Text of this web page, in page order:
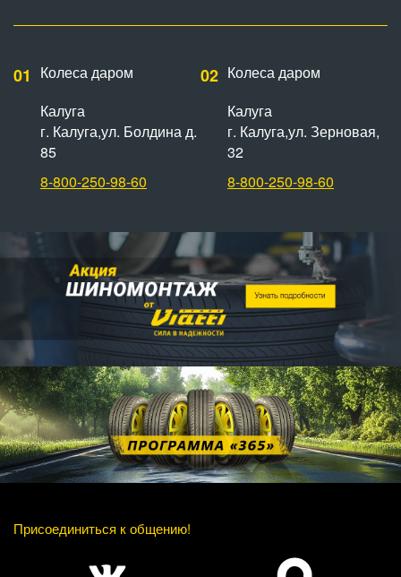
01
Колеса даром
Калуга
г. Калуга,ул. Болдина д.
85
8-800-250-98-60
02 Колеса даром
Калуга
г. Калуга,ул. Зерновая,
32
8-800-250-98-60
Присоединиться к общению!